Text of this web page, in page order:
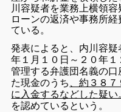
川容疑者を業務上横領
ローンの返済や事務所
ている。
発表によると、内川容
年１月１０日～２０年
管理する弁護団名義の
た現金のうち
、約３８
に入金するなどした疑い
を認めているという。